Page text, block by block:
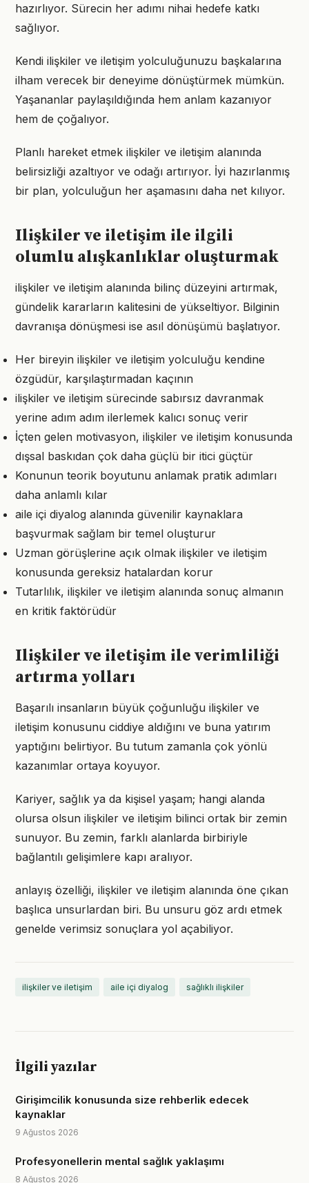
hazırlıyor. Sürecin her adımı nihai hedefe katkı
sağlıyor.
Kendi ilişkiler ve iletişim yolculuğunuzu başkalarına
ilham verecek bir deneyime dönüştürmek mümkün.
Yaşananlar paylaşıldığında hem anlam kazanıyor
hem de çoğalıyor.
Planlı hareket etmek ilişkiler ve iletişim alanında
belirsizliği azaltıyor ve odağı artırıyor. İyi hazırlanmış
bir plan, yolculuğun her aşamasını daha net kılıyor.
Ilişkiler ve iletişim ile ilgili
olumlu alışkanlıklar oluşturmak
ilişkiler ve iletişim alanında bilinç düzeyini artırmak,
gündelik kararların kalitesini de yükseltiyor. Bilginin
davranışa dönüşmesi ise asıl dönüşümü başlatıyor.
Her bireyin ilişkiler ve iletişim yolculuğu kendine
özgüdür, karşılaştırmadan kaçının
ilişkiler ve iletişim sürecinde sabırsız davranmak
yerine adım adım ilerlemek kalıcı sonuç verir
İçten gelen motivasyon, ilişkiler ve iletişim konusunda
dışsal baskıdan çok daha güçlü bir itici güçtür
Konunun teorik boyutunu anlamak pratik adımları
daha anlamlı kılar
aile içi diyalog alanında güvenilir kaynaklara
başvurmak sağlam bir temel oluşturur
Uzman görüşlerine açık olmak ilişkiler ve iletişim
konusunda gereksiz hatalardan korur
Tutarlılık, ilişkiler ve iletişim alanında sonuç almanın
en kritik faktörüdür
Ilişkiler ve iletişim ile verimliliği
artırma yolları
Başarılı insanların büyük çoğunluğu ilişkiler ve
iletişim konusunu ciddiye aldığını ve buna yatırım
yaptığını belirtiyor. Bu tutum zamanla çok yönlü
kazanımlar ortaya koyuyor.
Kariyer, sağlık ya da kişisel yaşam; hangi alanda
olursa olsun ilişkiler ve iletişim bilinci ortak bir zemin
sunuyor. Bu zemin, farklı alanlarda birbiriyle
bağlantılı gelişimlere kapı aralıyor.
anlayış özelliği, ilişkiler ve iletişim alanında öne çıkan
başlıca unsurlardan biri. Bu unsuru göz ardı etmek
genelde verimsiz sonuçlara yol açabiliyor.
ilişkiler ve iletişim aile içi diyalog sağlıklı ilişkiler
İlgili yazılar
Girişimcilik konusunda size rehberlik edecek
kaynaklar
9 Ağustos 2026
Profesyonellerin mental sağlık yaklaşımı
8 Ağustos 2026